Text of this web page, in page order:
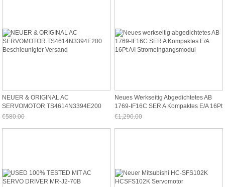
NEUER & ORIGINAL AC
SERVOMOTOR TS4614N3394E200
Beschleunigter Versand
€580.00
Neues Werkseitig Abgedichtetes AB
1769-IF16C SER A Kompaktes E/A 16Pt
A/I Stromeingangsmodul
€1,290.00